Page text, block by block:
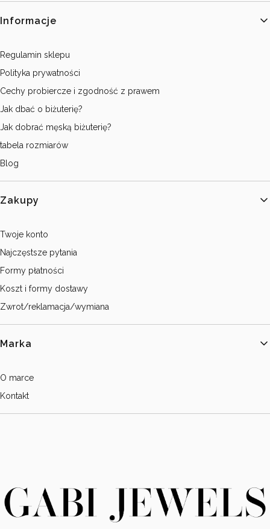
Linki w stopce
Informacje
Regulamin sklepu
Polityka prywatności
Cechy probiercze i zgodność z prawem
Jak dbać o biżuterię?
Jak dobrać męską biżuterię?
tabela rozmiarów
Blog
Zakupy
Twoje konto
Najczęstsze pytania
Formy płatności
Koszt i formy dostawy
Zwrot/reklamacja/wymiana
Marka
O marce
Kontakt